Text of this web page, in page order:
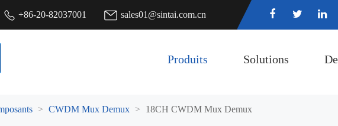
+86-20-82037001 sales01@sintai.com.cn
Produits Solutions
CWDM Mux Demux 18CH CWDM Mux Demux